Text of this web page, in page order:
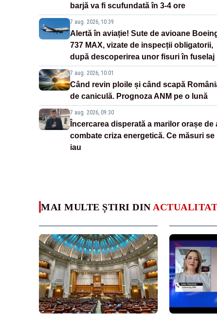
barjă va fi scufundată în 3-4 ore
7 aug. 2026, 10:39
Alertă în aviație! Sute de avioane
737 MAX, vizate de inspecții obligatorii,
după descoperirea unor fisuri în fuselaj
7 aug. 2026, 10:01
Când revin ploile și când scapă
de caniculă. Prognoza ANM pe o lună
7 aug. 2026, 09:30
Încercarea disperată a marilor orașe de
combate criza energetică. Ce măsuri se
iau
MAI MULTE ȘTIRI DIN